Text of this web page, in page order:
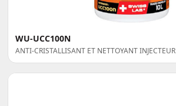
WU-UCC100N
ANTI-CRISTALLISANT ET NETTOYANT INJECTEUR